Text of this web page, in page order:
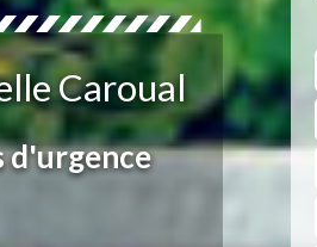
Caroual
d'urgence